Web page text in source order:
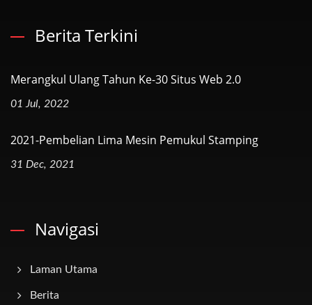
Berita Terkini
Merangkul Ulang Tahun Ke-30 Situs Web 2.0
01 Jul, 2022
2021-Pembelian Lima Mesin Pemukul Stamping
31 Dec, 2021
Navigasi
Laman Utama
Berita